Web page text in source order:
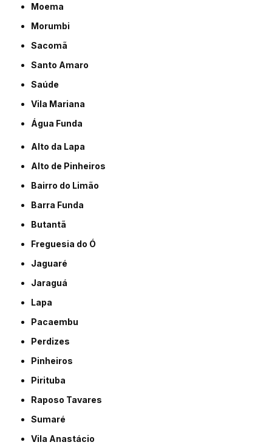
Moema
Morumbi
Sacomã
Santo Amaro
Saúde
Vila Mariana
Água Funda
Alto da Lapa
Alto de Pinheiros
Bairro do Limão
Barra Funda
Butantã
Freguesia do Ó
Jaguaré
Jaraguá
Lapa
Pacaembu
Perdizes
Pinheiros
Pirituba
Raposo Tavares
Sumaré
Vila Anastácio